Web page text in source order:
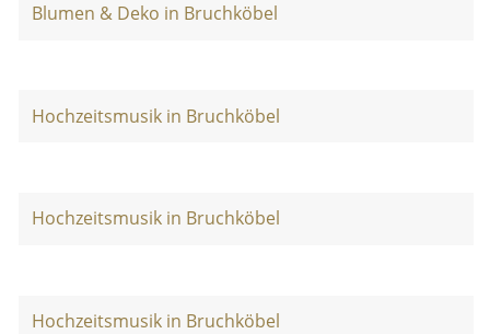
Blumen & Deko in Bruchköbel
Hochzeitsmusik in Bruchköbel
Hochzeitsmusik in Bruchköbel
Hochzeitsmusik in Bruchköbel